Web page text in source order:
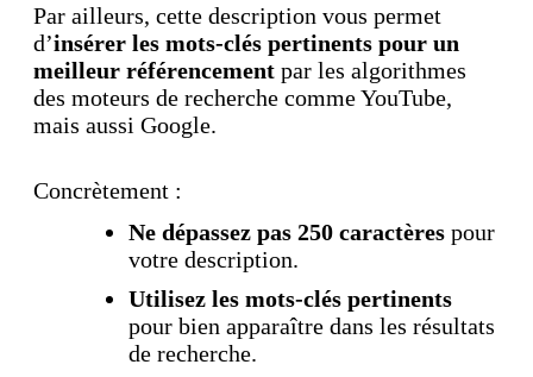
Par ailleurs, cette description vous permet
d’insérer les mots-clés pertinents pour un
meilleur référencement par les algorithmes
des moteurs de recherche comme YouTube,
mais aussi Google.
Concrètement :
Ne dépassez pas 250 caractères pour
votre description.
Utilisez les mots-clés pertinents
pour bien apparaître dans les résultats
de recherche.